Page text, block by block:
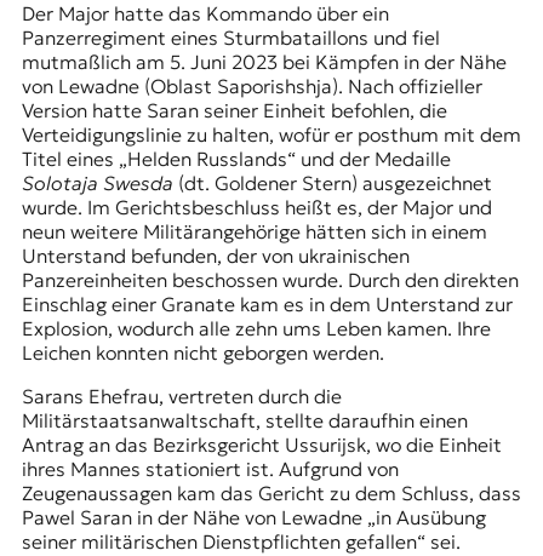
Der Major hatte das Kommando über ein
Panzerregiment eines Sturmbataillons und fiel
mutmaßlich am 5. Juni 2023 bei Kämpfen in der Nähe
von Lewadne (Oblast Saporishshja). Nach offizieller
Version hatte Saran seiner Einheit befohlen, die
Verteidigungslinie zu halten, wofür er posthum mit dem
Titel eines „Helden Russlands“ und der Medaille
Solotaja Swesda (dt. Goldener Stern) ausgezeichnet
wurde. Im Gerichtsbeschluss heißt es, der Major und
neun weitere Militärangehörige hätten sich in einem
Unterstand befunden, der von ukrainischen
Panzereinheiten beschossen wurde. Durch den direkten
Einschlag einer Granate kam es in dem Unterstand zur
Explosion, wodurch alle zehn ums Leben kamen. Ihre
Leichen konnten nicht geborgen werden.
Sarans Ehefrau, vertreten durch die
Militärstaatsanwaltschaft, stellte daraufhin einen
Antrag an das Bezirksgericht Ussurijsk, wo die Einheit
ihres Mannes stationiert ist. Aufgrund von
Zeugenaussagen kam das Gericht zu dem Schluss, dass
Pawel Saran in der Nähe von Lewadne „in Ausübung
seiner militärischen Dienstpflichten gefallen“ sei.